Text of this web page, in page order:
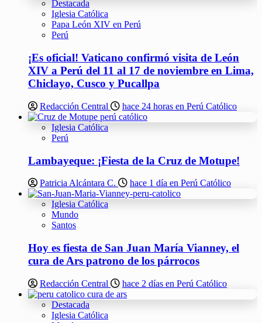
Destacada
Iglesia Católica
Papa León XIV en Perú
Perú
¡Es oficial! Vaticano confirmó visita de León
XIV a Perú del 11 al 17 de noviembre en Lima,
Chiclayo, Cusco y Pucallpa
Redacción Central hace 24 horas en Perú Católico
Iglesia Católica
Perú
Lambayeque: ¡Fiesta de la Cruz de Motupe!
Patricia Alcántara C. hace 1 día en Perú Católico
Iglesia Católica
Mundo
Santos
Hoy es fiesta de San Juan María Vianney, el
cura de Ars patrono de los párrocos
Redacción Central hace 2 días en Perú Católico
Destacada
Iglesia Católica